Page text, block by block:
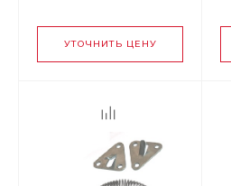
УТОЧНИТЬ ЦЕНУ